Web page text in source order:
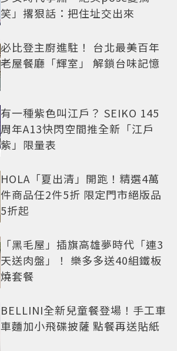
笑」撂狠話：把住址交出來
必比登主廚進駐！ 台北最美百年
老屋餐廳「輝室」 解鎖台味記憶
有一種紫色叫江戶？ SEIKO 145
周年A13快閃空間推全新「江戶
紫」限量表
HOLA「夏出清」開跑！精選4萬
件商品任2件5折 限定門市絕版品
5折起
「黑毛屋」插旗高雄夢時代「連3
天送肉盤」！ 樂多多送40組鐵板
燒套餐
BELLINI全新兒童餐登場！手工車
車麵加小飛碟披薩 點餐再送貼紙